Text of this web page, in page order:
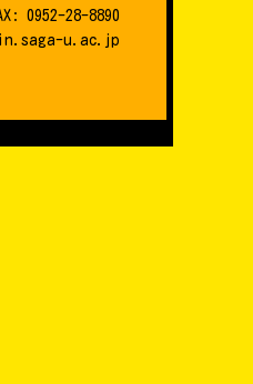
0952-28-8890
u.ac.jp